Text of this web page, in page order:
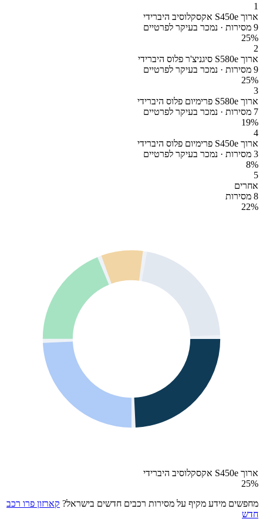
1
ארוך S450e אקסקלוסיב היברידי
9 מסירות · נמכר בעיקר לפרטיים
25%
2
ארוך S580e סיגניצ'ר פלוס היברידי
9 מסירות · נמכר בעיקר לפרטיים
25%
3
ארוך S580e פרימיום פלוס היברידי
7 מסירות · נמכר בעיקר לפרטיים
19%
4
ארוך S450e פרימיום פלוס היברידי
3 מסירות · נמכר בעיקר לפרטיים
8%
5
אחרים
8 מסירות
22%
ארוך S450e אקסקלוסיב היברידי
25%
מחפשים מידע מקיף על מסירות רכבים חדשים בישראל? קארזון פרו רכב
חדש